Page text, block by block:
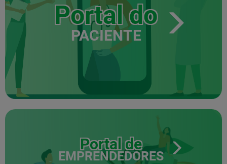
Portal do
PACIENTE
Portal de
EMPRENDEDORES